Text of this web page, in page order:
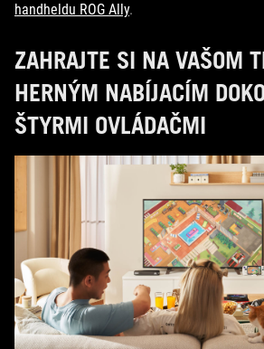
handheldu ROG Ally.
ZAHRAJTE SI NA VAŠOM
HERNÝM NABÍJACÍM
ŠTYRMI OVLÁDAČMI